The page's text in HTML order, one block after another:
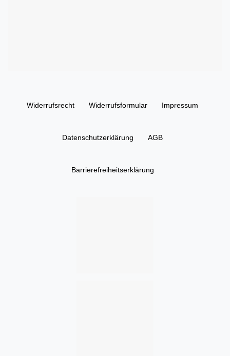
Widerrufs­recht Widerrufs­formular Impressum
Daten­schutz­erklärung AGB
Barrierefreiheitserklärung